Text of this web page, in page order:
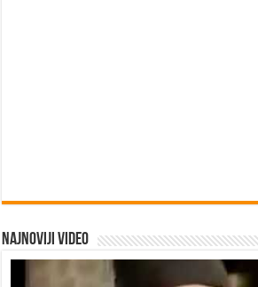
Najnoviji video